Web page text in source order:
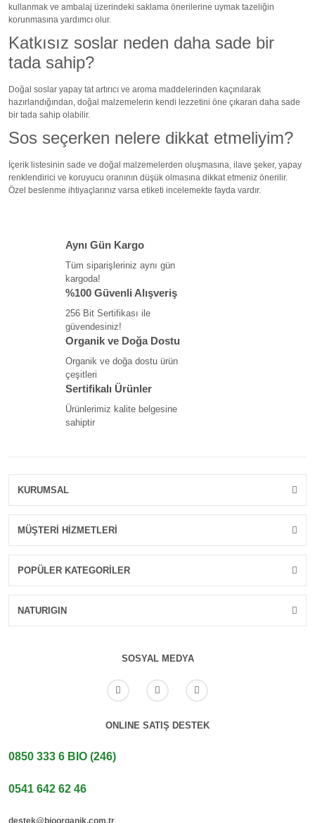
kullanmak ve ambalaj üzerindeki saklama önerilerine uymak tazeliğin
korunmasına yardımcı olur.
Katkısız soslar neden daha sade bir
tada sahip?
Doğal soslar yapay tat artırıcı ve aroma maddelerinden kaçınılarak
hazırlandığından, doğal malzemelerin kendi lezzetini öne çıkaran daha sade
bir tada sahip olabilir.
Sos seçerken nelere dikkat etmeliyim?
İçerik listesinin sade ve doğal malzemelerden oluşmasına, ilave şeker, yapay
renklendirici ve koruyucu oranının düşük olmasına dikkat etmeniz önerilir.
Özel beslenme ihtiyaçlarınız varsa etiketi incelemekte fayda vardır.
Aynı Gün Kargo
Tüm siparişleriniz aynı gün
kargoda!
%100 Güvenli Alışveriş
256 Bit Sertifikası ile
güvendesiniz!
Organik ve Doğa Dostu
Organik ve doğa dostu ürün
çeşitleri
Sertifikalı Ürünler
Ürünlerimiz kalite belgesine
sahiptir
KURUMSAL
MÜŞTERİ HİZMETLERİ
POPÜLER KATEGORİLER
NATURIGIN
SOSYAL MEDYA
ONLINE SATIŞ DESTEK
0850 333 6 BIO (246)
0541 642 62 46